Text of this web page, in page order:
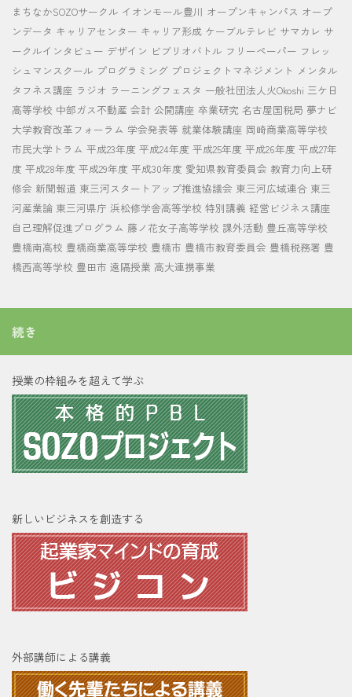
まちなかSOZOサークル イオンモール豊川 オープンキャンパス オープ
ンデータ キャリアセンター キャリア形成 ケーブルテレビ サマカレ サ
ークルインタビュー デザイン ビブリオバトル フリーペーパー フレッ
シュマンスクール プログラミング プロジェクトマネジメント メンタル
タフネス講座 ラジオ ラーニングフェスタ 一般社団法人火Okoshi 三ケ日
高等学校 中部ガス不動産 会計 公開講座 卒業研究 名古屋国税局 夢ナビ
大学教育改革フォーラム 学会発表等 就業体験講座 岡崎商業高等学校
市民大学トラム 平成23年度 平成24年度 平成25年度 平成26年度 平成27年
度 平成28年度 平成29年度 平成30年度 愛知県教育委員会 教育力向上研
修会 新聞報道 東三河スタートアップ推進協議会 東三河広域連合 東三
河産業論 東三河県庁 浜松修学舎高等学校 特別講義 経営ビジネス講座
自己理解促進プログラム 藤ノ花女子高等学校 課外活動 豊丘高等学校
豊橋南高校 豊橋商業高等学校 豊橋市 豊橋市教育委員会 豊橋税務署 豊
橋西高等学校 豊田市 遠隔授業 高大連携事業
続き
授業の枠組みを超えて学ぶ
新しいビジネスを創造する
外部講師による講義